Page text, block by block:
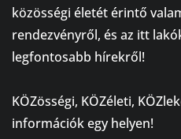
közösségi életét érintő
rendezvényről, és az itt
legfontosabb hírekről!
KÖZösségi, KÖZéleti,
információk egy helyen!